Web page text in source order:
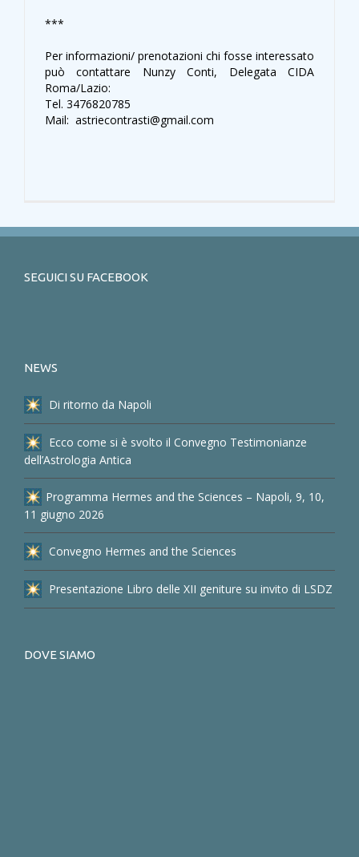
***
Per informazioni/ prenotazioni chi fosse interessato
può contattare Nunzy Conti, Delegata CIDA
Roma/Lazio:
Tel. 3476820785
Mail: astriecontrasti@gmail.com
SEGUICI SU FACEBOOK
NEWS
Di ritorno da Napoli
Ecco come si è svolto il Convegno Testimonianze
dell’Astrologia Antica
Programma Hermes and the Sciences – Napoli, 9, 10,
11 giugno 2026
Convegno Hermes and the Sciences
Presentazione Libro delle XII geniture su invito di LSDZ
DOVE SIAMO